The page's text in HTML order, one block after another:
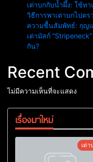
เต่าบกกับน้ำผึ้ง: ใช้ท
วิธีการพาเต่าบกไปต
ความชื้นสัมพัทธ์: กุญ
เต่ามัสก์
กัน?
Recent
ไม่มีความเห็นที่จะแสดง
เรื่องมาใหม่
เต่า